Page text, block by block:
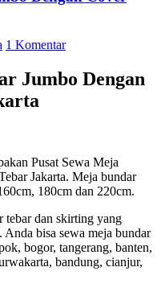
1 Komentar
Jumbo Dengan
Pusat Sewa Meja
Jakarta. Meja bundar
180cm dan 220cm.
tebar dan skirting yang
bisa sewa meja bundar
bogor, tangerang, banten,
bandung, cianjur,